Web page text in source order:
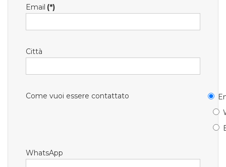
Email (*)
Città
Come vuoi essere contattato
WhatsApp